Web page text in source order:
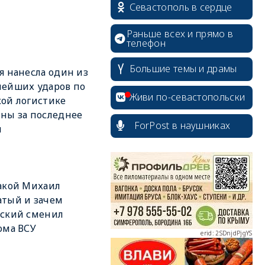
нанесла один из
ударов по
логистике
за последнее
Михаил
и зачем
сменил
ВСУ
Севастополь в сердце
Раньше всех и прямо в
телефон
Большие темы и драмы
Живи по-севастопольски
ForPost в наушниках
erid: 2SDnjdPjgYS